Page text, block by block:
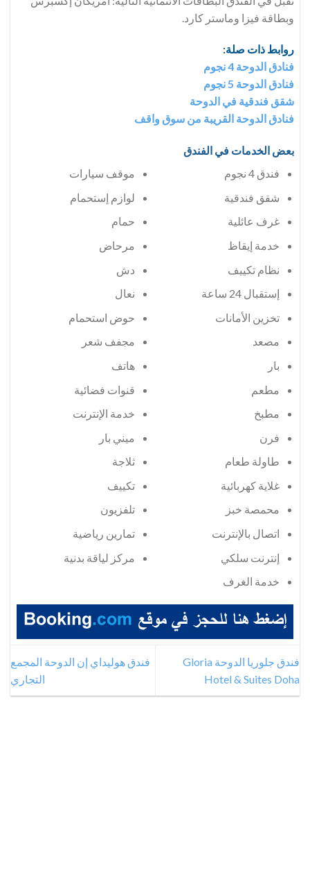
وبطاقة فيزا وماستر كارد.
روابط ذات صلة:
فنادق الدوحة 4 نجوم
فنادق الدوحة 5 نجوم
شقق فندقية في الدوحة
فنادق الدوحة القريبة من سوق واقف
بعض الخدمات في الفندق
فندق 4 نجوم
شقق فندقية
غرف عائلية
خدمة إيقاظ
إستقبال 24 ساعة
تخزين الأمانات
مصعد
بار
مطعم
مطبخ
فرن
طاولة طعام
غلاية كهربائية
محمصة خبز
اتصال بالإنترنت
إنترنت سلكي
خدمة الغرف
موقف سيارات
لوازم إستحمام
حمام
مرحاض
دش
نعال
حوض استحمام
مجفف شعر
هاتف
قنوات فضائية
خدمة الإنترنت
ميني بار
ثلاجة
تكييف
تلفزيون
تمارين رياضية
مركز لياقة بدنية
فندق جلوريا الدوحة Gloria
Hotel & Suites Doha
فندق هوليداي إن الدوحة المجمع
التجاري